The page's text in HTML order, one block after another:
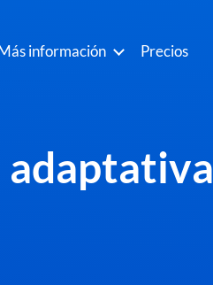
información Precios
adaptativa